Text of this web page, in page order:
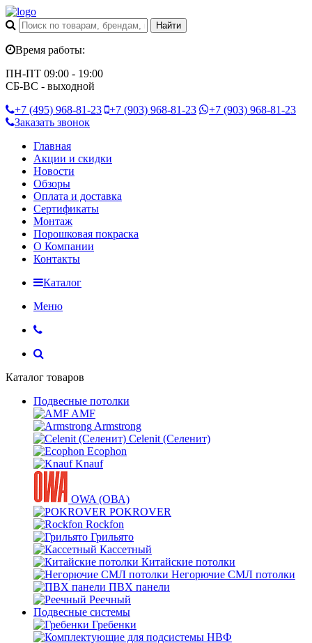
Время работы:
ПН-ПТ 09:00 - 19:00
СБ-ВС - выходной
+7 (495) 968-81-23 +7 (903) 968-81-23 +7 (903) 968-81-23
Заказать звонок
Главная
Акции и скидки
Новости
Обзоры
Оплата и доставка
Сертификаты
Монтаж
Порошковая покраска
О Компании
Контакты
Каталог
Меню
Каталог товаров
Подвесные потолки
AMF
Armstrong
Celenit (Селенит)
Ecophon
Knauf
OWA (ОВА)
POKROVER
Rockfon
Грильято
Кассетный
Китайские потолки
Негорючие СМЛ потолки
ПВХ панели
Реечный
Подвесные системы
Гребенки